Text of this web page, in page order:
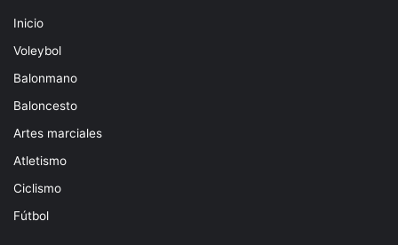
Inicio
Voleybol
Balonmano
Baloncesto
Artes marciales
Atletismo
Ciclismo
Fútbol